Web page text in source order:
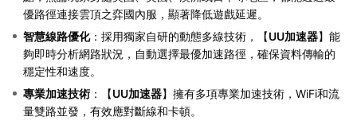
優路徑連接雲頂之弈國內服，顯著降低遊戲延遲。
智慧線路優化：採用獨家自研的動態多線技術，【UU加速器】能
夠即時分析網路狀況，自動選擇最優加速路徑，確保資料傳輸的
穩定性和速度。
專業加速技術 ：【UU加速器】擁有多項專業加速技術，WiFi和流
量雙路並發，有效應對斷線和卡頓。